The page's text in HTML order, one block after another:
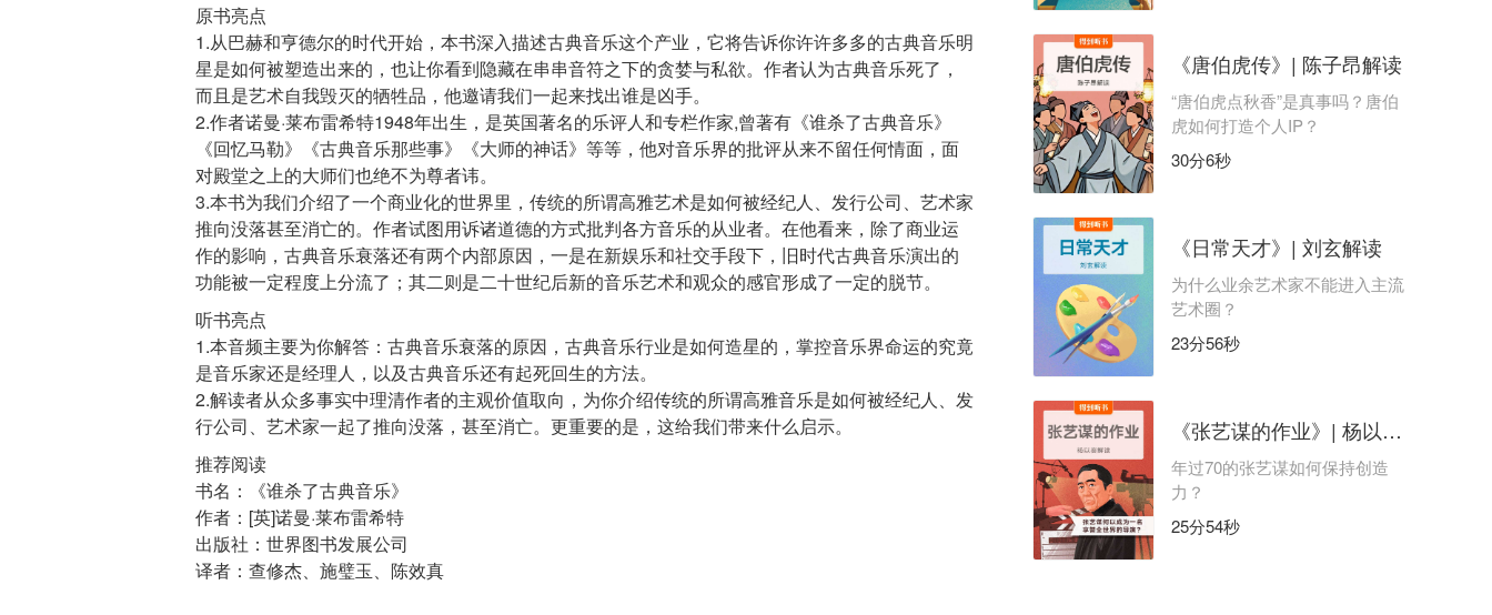
原书亮点
1.从巴赫和亨德尔的时代开始，本书深入描述古典音乐这个产业，它将告诉你许许多多的古典音乐明
星是如何被塑造出来的，也让你看到隐藏在串串音符之下的贪婪与私欲。作者认为古典音乐死了，
而且是艺术自我毁灭的牺牲品，他邀请我们一起来找出谁是凶手。
2.作者诺曼·莱布雷希特1948年出生，是英国著名的乐评人和专栏作家,曾著有《谁杀了古典音乐》
《回忆马勒》《古典音乐那些事》《大师的神话》等等，他对音乐界的批评从来不留任何情面，面
对殿堂之上的大师们也绝不为尊者讳。
3.本书为我们介绍了一个商业化的世界里，传统的所谓高雅艺术是如何被经纪人、发行公司、艺术家
推向没落甚至消亡的。作者试图用诉诸道德的方式批判各方音乐的从业者。在他看来，除了商业运
作的影响，古典音乐衰落还有两个内部原因，一是在新娱乐和社交手段下，旧时代古典音乐演出的
听书亮点
1.本音频主要为你解答：古典音乐衰落的原因，古典音乐行业是如何造星的，掌控音乐界命运的究竟
是音乐家还是经理人，以及古典音乐还有起死回生的方法。
2.解读者从众多事实中理清作者的主观价值取向，为你介绍传统的所谓高雅音乐是如何被经纪人、发
推荐阅读
书名：《谁杀了古典音乐》
作者：[英]诺曼·莱布雷希特
出版社：世界图书发展公司
译者：查修杰、施璧玉、陈效真
《唐伯虎传》| 陈子昂解读
“唐伯虎点秋香”是真事吗？唐伯
虎如何打造个人IP？
30分6秒
《日常天才》| 刘玄解读
为什么业余艺术家不能进入主流
艺术圈？
23分56秒
《张艺谋的作业》| 杨以赛解读
年过70的张艺谋如何保持创造
力？
25分54秒